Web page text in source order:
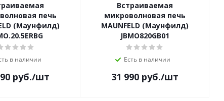
печь
(Маунфилд)
в наличии
руб./шт
Встраиваемая
микроволновая печь
MAUNFELD (Маунфилд)
JBMO820GB01
Есть в наличии
31 990 руб./шт